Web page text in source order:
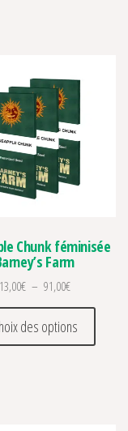
variations. Les
Chunk féminisée
Farm
13,00€ – 91,00€Plage de prix
des options
Ce